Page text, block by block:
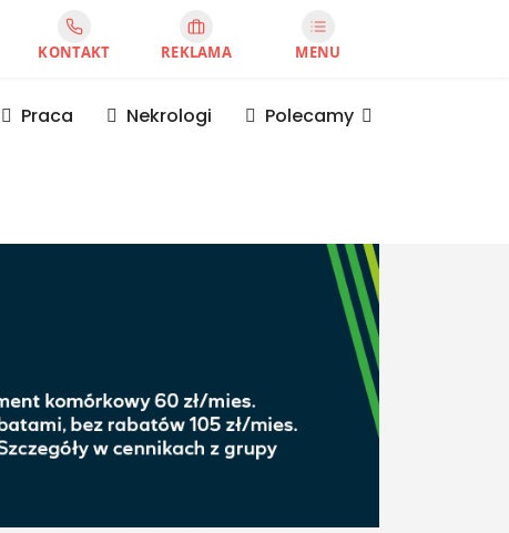
KONTAKT REKLAMA MENU
Praca Nekrologi Polecamy